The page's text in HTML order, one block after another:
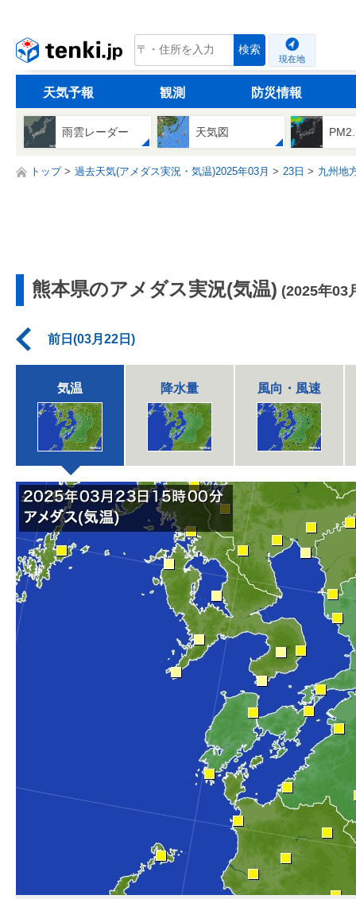
tenki.jp 検索
現在地
天気予報 観測 防災情報
雨雲レーダー 天気図
トップ 過去天気(アメダス実況・気温)2025年03月 23日 九州地
熊本県のアメダス実況(気温) (2025年03
前日(03月22日)
気温 降水量 風向・風速